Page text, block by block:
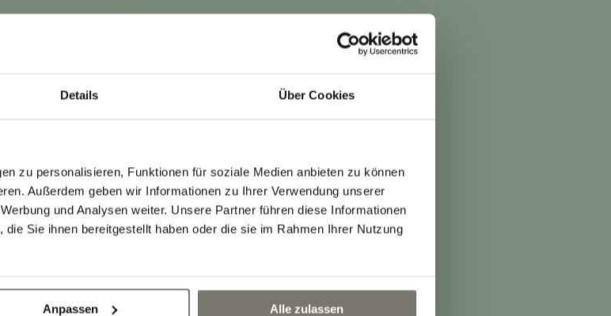
Details Über Cookies
zu personalisieren, Funktionen für soziale Medien anbieten zu können
Außerdem geben wir Informationen zu Ihrer Verwendung unserer
und Analysen weiter. Unsere Partner führen diese Informationen
Sie ihnen bereitgestellt haben oder die sie im Rahmen Ihrer Nutzung
Anpassen Alle zulassen
ist vor allem für
Für die
berechnen wir einen
akzeptieren wir
Eurocard.
sich ab dem 20.03.2025
Person (ab 14 Jahren) und Tag.